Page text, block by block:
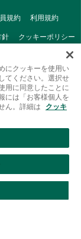
替え
規約 利用規約
針 クッキーポリシー
ンラインストアで
茶・焼き菓子など、
ます。
にクッキーを使用い
てください。選択せ
用に同意したことに
には「お客様個人を
ん。詳細は
クッキ